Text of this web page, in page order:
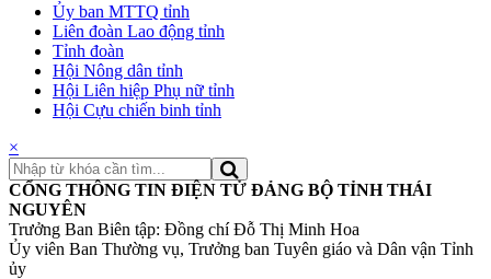
Ủy ban MTTQ tỉnh
Liên đoàn Lao động tỉnh
Tỉnh đoàn
Hội Nông dân tỉnh
Hội Liên hiệp Phụ nữ tỉnh
Hội Cựu chiến binh tỉnh
×
CỔNG THÔNG TIN ĐIỆN TỬ ĐẢNG BỘ TỈNH THÁI
NGUYÊN
Trưởng Ban Biên tập: Đồng chí Đỗ Thị Minh Hoa
Ủy viên Ban Thường vụ, Trưởng ban Tuyên giáo và Dân vận Tỉnh
ủy